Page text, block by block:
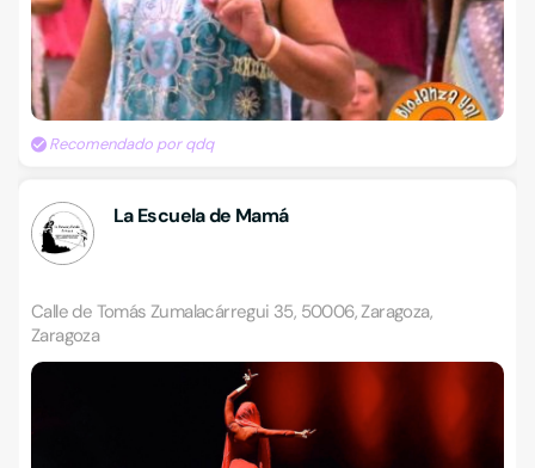
Recomendado por qdq
La Escuela de Mamá
Calle de Tomás Zumalacárregui 35, 50006, Zaragoza,
Zaragoza